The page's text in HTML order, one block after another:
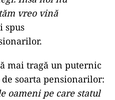
vreo vină
spus
mai tragă un puternic
soarta pensionarilor:
oameni pe care statul